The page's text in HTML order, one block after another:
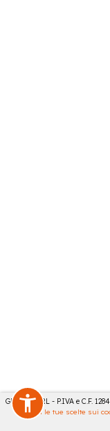
GECO 14 SRL - P.IVA e C.F.
Rivedi le tue scelte sui